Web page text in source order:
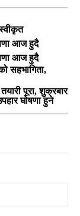
आज हुदै
आज हुदै
सहभागिता,
पूरा, शुक्रबार
घोषणा हुने